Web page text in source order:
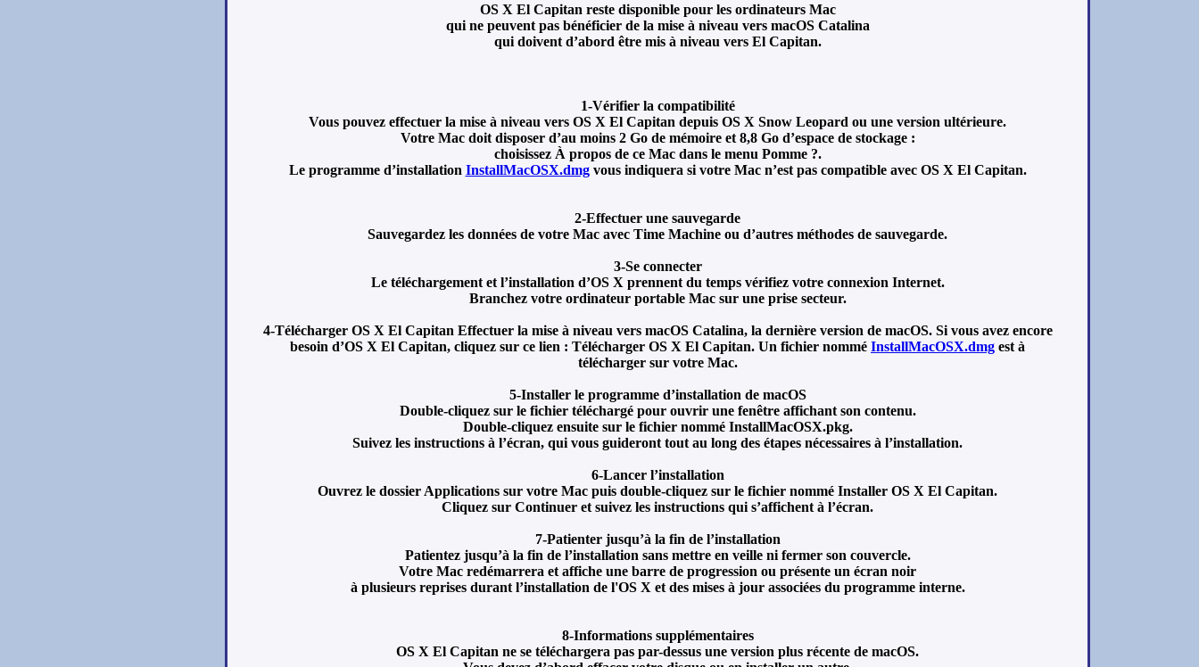
OS X El Capitan reste disponible pour les ordinateurs Mac
qui ne peuvent pas bénéficier de la mise à niveau vers macOS Catalina
qui doivent d’abord être mis à niveau vers El Capitan.
1-Vérifier la compatibilité
Vous pouvez effectuer la mise à niveau vers OS X El Capitan depuis OS X Snow Leopard ou une version ultérieure.
Votre Mac doit disposer d’au moins 2 Go de mémoire et 8,8 Go d’espace de stockage :
choisissez À propos de ce Mac dans le menu Pomme ?.
Le programme d’installation InstallMacOSX.dmgvous indiquera si votre Mac n’est pas compatible avec OS X El Capitan.
2-Effectuer une sauvegarde
Sauvegardez les données de votre Mac avec Time Machine ou d’autres méthodes de sauvegarde.
3-Se connecter
Le téléchargement et l’installation d’OS X prennent du temps vérifiez votre connexion Internet.
Branchez votre ordinateur portable Mac sur une prise secteur.
4-Télécharger OS X El Capitan Effectuer la mise à niveau vers macOS Catalina, la dernière version de macOS. Si vous avez encore
besoin d’OS X El Capitan, cliquez sur ce lien : Télécharger OS X El Capitan. Un fichier nommé InstallMacOSX.dmg est à
télécharger sur votre Mac.
5-Installer le programme d’installation de macOS
Double-cliquez sur le fichier téléchargé pour ouvrir une fenêtre affichant son contenu.
Double-cliquez ensuite sur le fichier nommé InstallMacOSX.pkg.
Suivez les instructions à l’écran, qui vous guideront tout au long des étapes nécessaires à l’installation.
6-Lancer l’installation
Ouvrez le dossier Applications sur votre Mac puis double-cliquez sur le fichier nommé Installer OS X El Capitan.
Cliquez sur Continuer et suivez les instructions qui s’affichent à l’écran.
7-Patienter jusqu’à la fin de l’installation
Patientez jusqu’à la fin de l’installation sans mettre en veille ni fermer son couvercle.
Votre Mac redémarrera et affiche une barre de progression ou présente un écran noir
à plusieurs reprises durant l’installation de l'OS X et des mises à jour associées du programme interne.
8-Informations supplémentaires
OS X El Capitan ne se téléchargera pas par-dessus une version plus récente de macOS.